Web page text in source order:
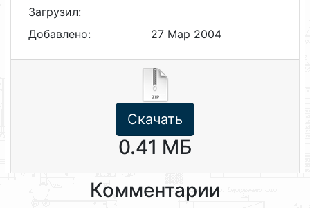
Загрузил:
Добавлено:
27 Мар 2004
Скачать
0.41 МБ
Комментарии